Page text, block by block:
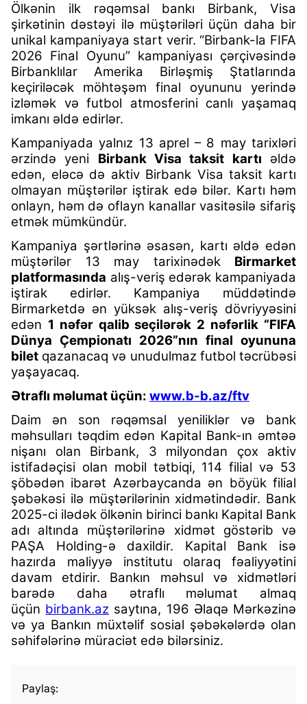
Ölkənin ilk rəqəmsal bankı Birbank, Visa
şirkətinin dəstəyi ilə müştəriləri üçün daha bir
unikal kampaniyaya start verir. “Birbank-la FIFA
2026 Final Oyunu” kampaniyası çərçivəsində
Birbanklılar Amerika Birləşmiş Ştatlarında
keçiriləcək möhtəşəm final oyununu yerində
izləmək və futbol atmosferini canlı yaşamaq
imkanı əldə edirlər.
Kampaniyada yalnız 13 aprel – 8 may tarixləri
ərzində yeni Birbank Visa taksit kartı əldə
edən, eləcə də aktiv Birbank Visa taksit kartı
olmayan müştərilər iştirak edə bilər. Kartı həm
onlayn, həm də oflayn kanallar vasitəsilə sifariş
etmək mümkündür.
Kampaniya şərtlərinə əsasən, kartı əldə edən
müştərilər 13 may tarixinədək Birmarket
platformasında alış-veriş edərək kampaniyada
iştirak edirlər. Kampaniya müddətində
Birmarketdə ən yüksək alış-veriş dövriyyəsini
edən 1 nəfər qalib seçilərək 2 nəfərlik “FIFA
Dünya Çempionatı 2026”nın final oyununa
bilet qazanacaq və unudulmaz futbol təcrübəsi
yaşayacaq.
Ətraflı məlumat üçün: www.b-b.az/ftv
Daim ən son rəqəmsal yeniliklər və bank
məhsulları təqdim edən Kapital Bank-ın əmtəə
nişanı olan Birbank, 3 milyondan çox aktiv
istifadəçisi olan mobil tətbiqi, 114 filial və 53
şöbədən ibarət Azərbaycanda ən böyük filial
şəbəkəsi ilə müştərilərinin xidmətindədir. Bank
2025-ci ilədək ölkənin birinci bankı Kapital Bank
adı altında müştərilərinə xidmət göstərib və
PAŞA Holding-ə daxildir. Kapital Bank isə
hazırda maliyyə institutu olaraq fəaliyyətini
davam etdirir. Bankın məhsul və xidmətləri
barədə daha ətraflı məlumat almaq
üçün birbank.az saytına, 196 Əlaqə Mərkəzinə
və ya Bankın müxtəlif sosial şəbəkələrdə olan
səhifələrinə müraciət edə bilərsiniz.
Paylaş: